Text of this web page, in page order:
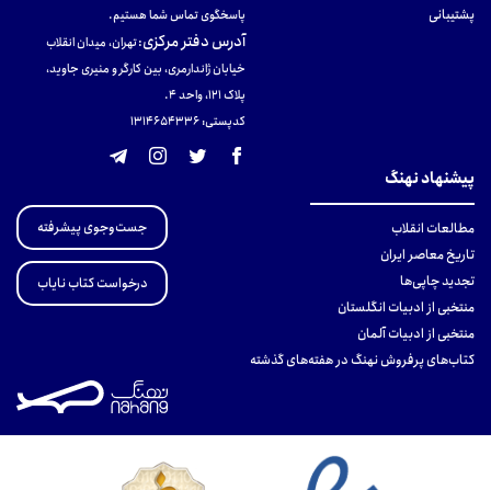
پشتیبانی
پاسخگوی تماس شما هستیم.
آدرس دفتر مرکزی:تهران، میدان انقلاب
خیابان ژاندارمری، بین کارگر و منیری جاوید،
پلاک 121، واحد ۴.
کدپستی: 131465433۶
پیشنهاد نهنگ
مطالعات انقلاب
تاریخ معاصر ایران
تجدید چاپی‌ها
منتخبی از ادبیات انگلستان
منتخبی از ادبیات آلمان
کتاب‌های پرفروش نهنگ در هفته‌های گذشته
جست‌وجوی پیشرفته
درخواست کتاب نایاب